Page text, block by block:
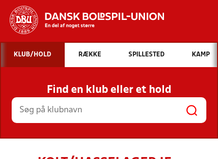
Hvad vil du søge efter?
INDHOLD OG NYHEDER
STILLINGER, RESULTATER, KLUBBER OG
HOLD
KLUB/HOLD RÆKKE SPILLESTED KAMP
Find en klub eller et hold